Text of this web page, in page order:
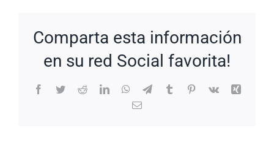
Comparta esta información
en su red Social favorita!
Facebook
TwitterRedditLinkedInWhatsApp
TelegramTumblrPinterest
Vk
Xing
Correo